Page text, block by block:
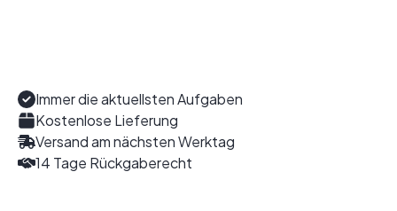
Immer die aktuellsten Aufgaben
Kostenlose Lieferung
Versand am nächsten Werktag
14 Tage Rückgaberecht